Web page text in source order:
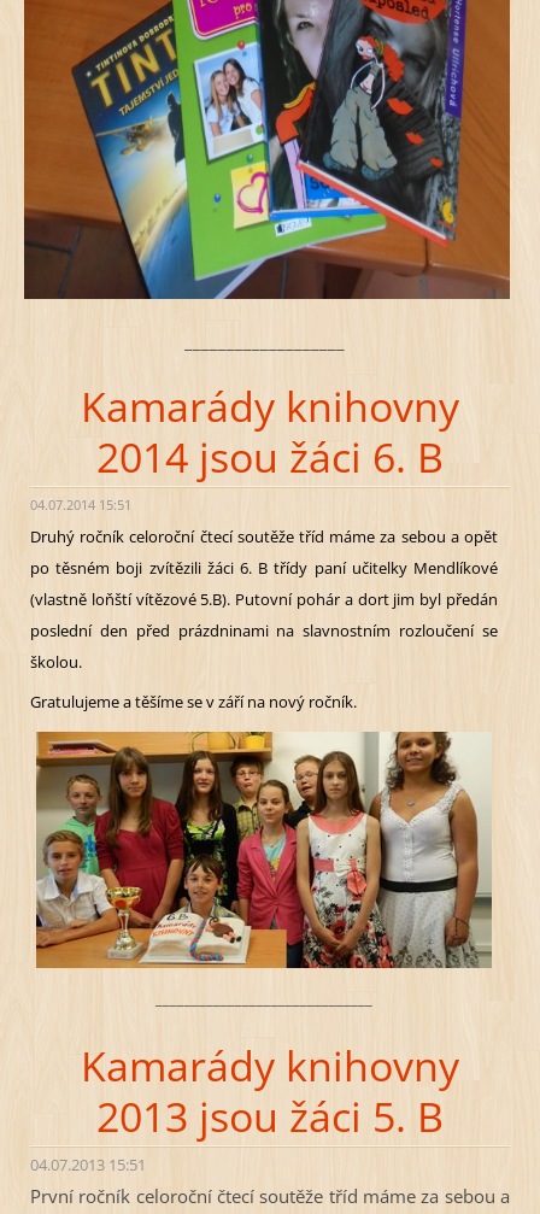
Kamarády knihovny
2014 jsou žáci 6. B
04.07.2014 15:51
Druhý ročník celoroční čtecí soutěže tříd máme za sebou a opět
po těsném boji zvítězili žáci 6. B třídy paní učitelky Mendlíkové
(vlastně loňští vítězové 5.B). Putovní pohár a dort jim byl předán
poslední den před prázdninami na slavnostním rozloučení se
školou.
Gratulujeme a těšíme se v září na nový ročník.
Kamarády knihovny
2013 jsou žáci 5. B
04.07.2013 15:51
První ročník celoroční čtecí soutěže tříd máme za sebou a